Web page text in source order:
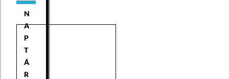
N
A
P
T
Á
R